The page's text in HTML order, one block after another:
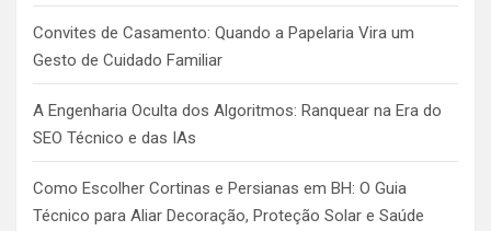
Convites de Casamento: Quando a Papelaria Vira um
Gesto de Cuidado Familiar
A Engenharia Oculta dos Algoritmos: Ranquear na Era do
SEO Técnico e das IAs
Como Escolher Cortinas e Persianas em BH: O Guia
Técnico para Aliar Decoração, Proteção Solar e Saúde